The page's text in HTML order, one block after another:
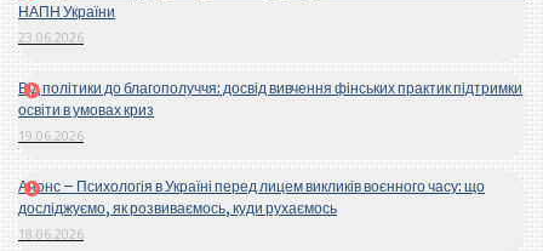
НАПН України
23.06.2026
Від політики до благополуччя: досвід вивчення фінських практик підтримки
освіти в умовах криз
19.06.2026
Анонс – Психологія в Україні перед лицем викликів воєнного часу: що
досліджуємо, як розвиваємось, куди рухаємось
18.06.2026